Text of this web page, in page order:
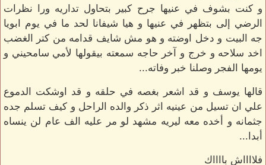
و كنت بشوف في عنيها جرح كبير بتحاول تداريه ورا نظرات
الرضي إلى بتظهر في عنيها و هيا شيفانا لحد ما في يوم ابويا
جه البيت و دخل اوضته و هو مش شايف قدامه من كتر الغضب
اخد سلاحه و خرج و آخر حاجه سمعته بيقولها لأمي سامحيني و
يومها الفجر وصلنا خبر وفاته...
قالها يوسف و قد اشعر بغصه في حلقه و قد اوشكت الدموع
علي ان تسيل من عينيه اثر ذكر والده الراحل و كيف تسلم جده
جثمانه و أخده معه ليريه مشهد لو مر عليه الف عام لن ينساه
أبدا...
فلااااش بااااك